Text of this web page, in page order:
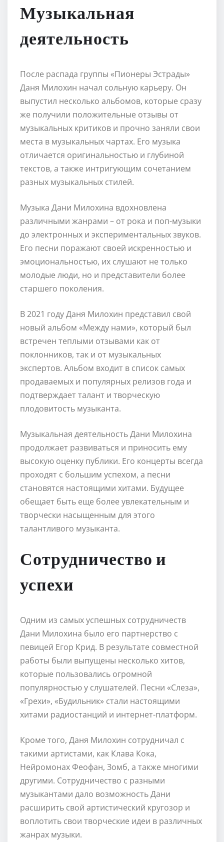
Музыкальная
деятельность
После распада группы «Пионеры Эстрады»
Даня Милохин начал сольную карьеру. Он
выпустил несколько альбомов, которые сразу
же получили положительные отзывы от
музыкальных критиков и прочно заняли свои
места в музыкальных чартах. Его музыка
отличается оригинальностью и глубиной
текстов, а также интригующим сочетанием
разных музыкальных стилей.
Музыка Дани Милохина вдохновлена
различными жанрами – от рока и поп-музыки
до электронных и экспериментальных звуков.
Его песни поражают своей искренностью и
эмоциональностью, их слушают не только
молодые люди, но и представители более
старшего поколения.
В 2021 году Даня Милохин представил свой
новый альбом «Между нами», который был
встречен теплыми отзывами как от
поклонников, так и от музыкальных
экспертов. Альбом входит в список самых
продаваемых и популярных релизов года и
подтверждает талант и творческую
плодовитость музыканта.
Музыкальная деятельность Дани Милохина
продолжает развиваться и приносить ему
высокую оценку публики. Его концерты всегда
проходят с большим успехом, а песни
становятся настоящими хитами. Будущее
обещает быть еще более увлекательным и
творчески насыщенным для этого
талантливого музыканта.
Сотрудничество и
успехи
Одним из самых успешных сотрудничеств
Дани Милохина было его партнерство с
певицей Егор Крид. В результате совместной
работы были выпущены несколько хитов,
которые пользовались огромной
популярностью у слушателей. Песни «Слеза»,
«Грехи», «Будильник» стали настоящими
хитами радиостанций и интернет-платформ.
Кроме того, Даня Милохин сотрудничал с
такими артистами, как Клава Кока,
Нейромонах Феофан, Зомб, а также многими
другими. Сотрудничество с разными
музыкантами дало возможность Дани
расширить свой артистический кругозор и
воплотить свои творческие идеи в различных
жанрах музыки.